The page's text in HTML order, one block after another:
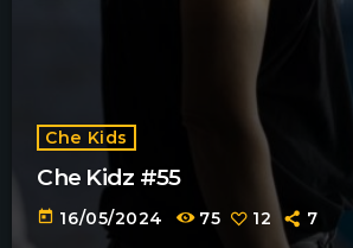
Che Kids
Che Kidz #55
today 16/05/2024 75 12 7